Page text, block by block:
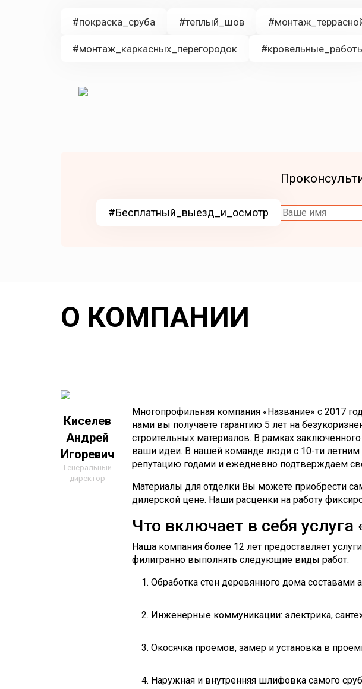
#покраска_сруба #теплый_шов
#монтаж_каркасных_перегородок
#Бесплатный_выезд_и_осмотр
О КОМПАНИИ
Киселев
Андрей
Игоревич
Генеральный
директор
Многопрофильная компания «Название» с 2017
нами вы получаете гарантию 5 лет на
строительных материалов. В рамках
ваши идеи. В нашей команде люди с 10-ти
репутацию годами и ежедневно подтверждаем
Материалы для отделки Вы можете приобрести
дилерской цене. Наши расценки на работу
Что включает в себя услуга
Наша компания более 12 лет предоставляет
филигранно выполнять следующие виды работ:
Обработка стен деревянного дома составами
Инженерные коммуникации: электрика,
Окосячка проемов, замер и установка в
Наружная и внутренняя шлифовка самого